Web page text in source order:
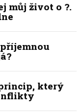
můj život o ?.
který